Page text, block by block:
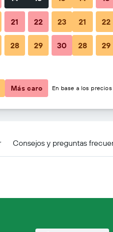
Consejos y preguntas
21 22 23
28 29 30
21 22
28 29
Más caro En base a los